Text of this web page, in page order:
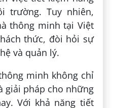
trường. Tuy nhiên,
thông minh tại Việt
thức, đòi hỏi sự
và quản lý.
minh không chỉ
giải pháp cho những
Với khả năng tiết